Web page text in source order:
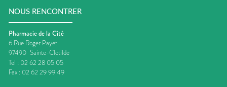
NOUS RENCONTRER
Pharmacie de la Cité
6 Rue Roger Payet
97490 Sainte-Clotilde
Tel : 02 62 28 05 05
Fax : 02 62 29 99 49